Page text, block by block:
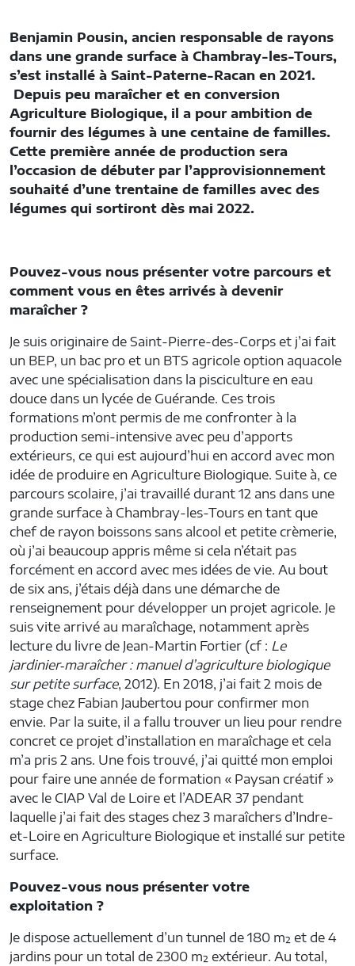
b
o
o
k
t
e
r
l
a
g
e
r
Benjamin Pousin, ancien responsable de rayons
dans une grande surface à Chambray-les-Tours,
s’est installé à Saint-Paterne-Racan en 2021.
Depuis peu maraîcher et en conversion
Agriculture Biologique, il a pour ambition de
fournir des légumes à une centaine de familles.
Cette première année de production sera
l’occasion de débuter par l’approvisionnement
souhaité d’une trentaine de familles avec des
légumes qui sortiront dès mai 2022.
Pouvez-vous nous présenter votre parcours et
comment vous en êtes arrivés à devenir
maraîcher ?
Je suis originaire de Saint-Pierre-des-Corps et j’ai fait
un BEP, un bac pro et un BTS agricole option aquacole
avec une spécialisation dans la pisciculture en eau
douce dans un lycée de Guérande. Ces trois
formations m’ont permis de me confronter à la
production semi-intensive avec peu d’apports
extérieurs, ce qui est aujourd’hui en accord avec mon
idée de produire en Agriculture Biologique. Suite à, ce
parcours scolaire, j’ai travaillé durant 12 ans dans une
grande surface à Chambray-les-Tours en tant que
chef de rayon boissons sans alcool et petite crèmerie,
où j’ai beaucoup appris même si cela n’était pas
forcément en accord avec mes idées de vie. Au bout
de six ans, j’étais déjà dans une démarche de
renseignement pour développer un projet agricole. Je
suis vite arrivé au maraîchage, notamment après
lecture du livre de Jean-Martin Fortier (cf : Le
jardinier‑maraîcher : manuel d’agriculture biologique
sur petite surface, 2012). En 2018, j’ai fait 2 mois de
stage chez Fabian Jaubertou pour confirmer mon
envie. Par la suite, il a fallu trouver un lieu pour rendre
concret ce projet d’installation en maraîchage et cela
m’a pris 2 ans. Une fois trouvé, j’ai quitté mon emploi
pour faire une année de formation « Paysan créatif »
avec le CIAP Val de Loire et l’ADEAR 37 pendant
laquelle j’ai fait des stages chez 3 maraîchers d’Indre-
et-Loire en Agriculture Biologique et installé sur petite
surface.
Pouvez-vous nous présenter votre
exploitation ?
Je dispose actuellement d’un tunnel de 180 m² et de 4
jardins pour un total de 2300 m² extérieur. Au total,